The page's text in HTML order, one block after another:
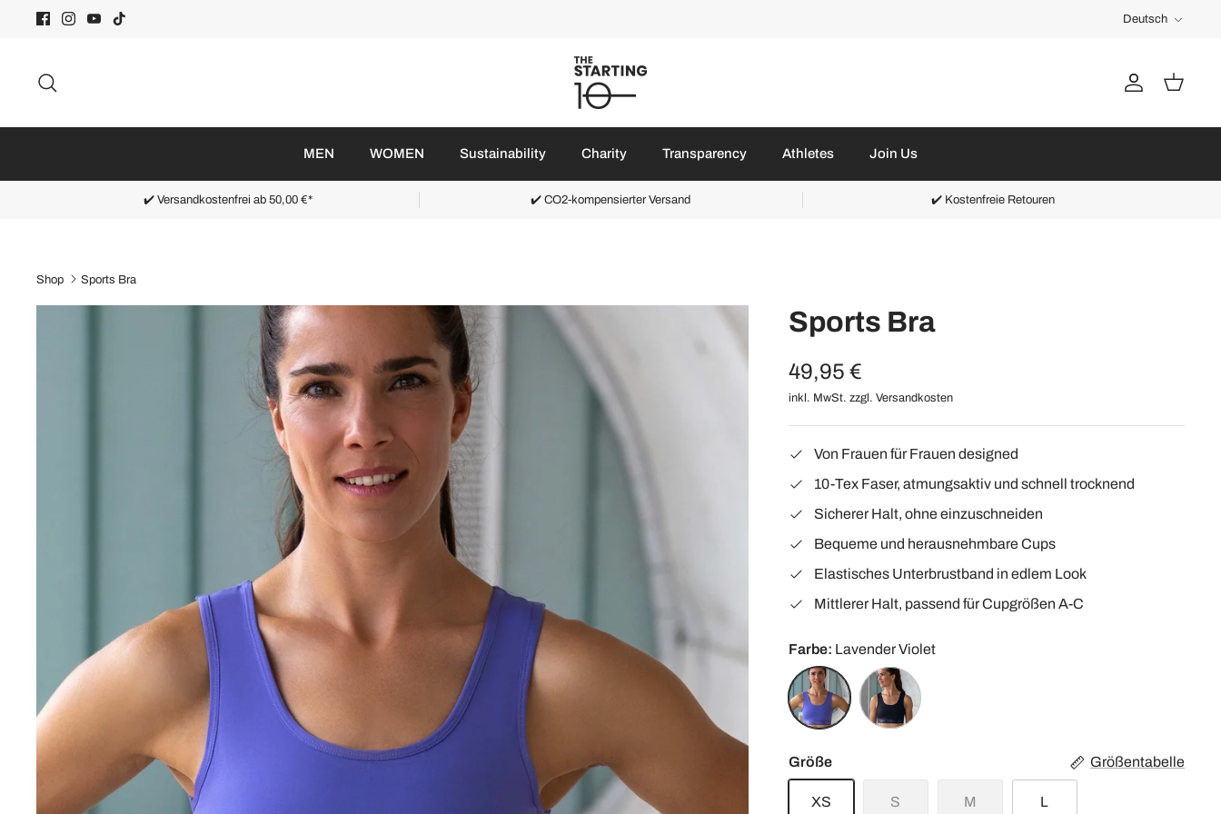
Direkt
Sprache
Deutsch
AccountWarenkorb
MEN WOMEN Sustainability Charity Transparency Athletes Join Us
✔️ Versandkostenfrei ab 50,00 €* ✔️ CO2-kompensierter Versand ✔️ Kostenfreie Retouren
Shop Sports Bra
Sports Bra
49,95 €
inkl. MwSt. zzgl. Versandkosten
Von Frauen für Frauen designed
10-Tex Faser, atmungsaktiv und schnell trocknend
Sicherer Halt, ohne einzuschneiden
Bequeme und herausnehmbare Cups
Elastisches Unterbrustband in edlem Look
Mittlerer Halt, passend für Cupgrößen A-C
Farbe Lavender Violet
Lavender
Violet
Phantom
Black
Größe Größentabelle
XS S M L